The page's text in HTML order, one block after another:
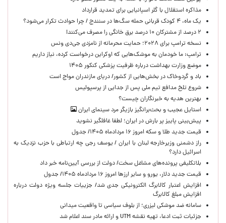
مذاکره استقلال با گلر اسپانیایی برای تمدید قرارداد
یک ماه، ۴ کودک قربانی حمله سگ‌ها در سنندج / چرا حوادث تکرار می‌شود؟
۲ درصد از مشترکان ۱۰ درصد برق خانگی را مصرف می‌کنند!
نسخه ترامپ برای ۲۰۲۸؛ حمایت محرمانه از نامزدی جی‌دی ونس
ترامپ: ما خودمان به موشک‌هایی که اوکراین درخواست کرده، نیاز داریم
موضع وزارت بهداشت درباره ظرفیت پزشکی کنکور ۱۴۰۵
باد و گردوخاک در بخش‌هایی از کشور/ دریای مازندران مواج است
شروع تلخ مدافع تیم ملی پس از جدایی از پرسپولیس
بهترین هدیه به خبرنگاران چیست؟
استایل عجیب و بحث‌برانگیز بازیگر مرد سینمای ایران
پیش‌بینی پاییز پر بارش در ایران؛ لطفا غافلگیر نشوید
قیمت جدید طلا و سکه امروز ۱۶ مردادماه ۱۴۰۵/ جدول
راز دشمنی وزیرخارجه لبنان با ایران / یوسف رجی چه ارتباطی با حزب نزدیک به
اسرائیل دارد؟
بلاتکلیفی پرونده‌های مشاغل سخت/ دولت از بررسی آیین‌نامه خبر داد
قیمت جدید دلار، یورو و سایر ارزها امروز ۱۶ مردادماه ۱۴۰۵/ جدول
افزایش اعتبار کالابرگ الکترونیکی جدی شد/ جزییات جلسه ویژه دولت درباره
افزایش مبلغ کالابرگ
سامانه ضد موشکی لیزری؛ از بلوف سیاسی تا واقعیت میدانی
جزئیات ثبت ادعا، تهیه نقشه UTM و ارائه مادر سند اعلام شد